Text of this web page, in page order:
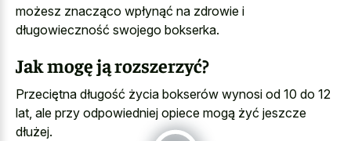
możesz znacząco wpłynąć na zdrowie i
długowieczność swojego bokserka.
Jak mogę ją rozszerzyć?
Przeciętna długość życia bokserów wynosi od 10 do 12
lat, ale przy odpowiedniej opiece mogą żyć jeszcze
dłużej.